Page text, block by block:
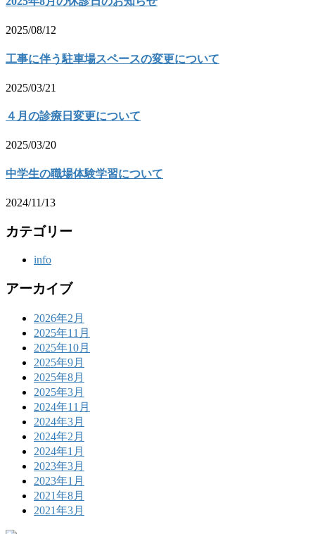
2025/08/12
工事に伴う駐車場スペースの変更について
2025/03/21
４月の診療日変更について
2025/03/20
中学生の職場体験学習について
2024/11/13
カテゴリー
info
アーカイブ
2026年2月
2025年11月
2025年10月
2025年9月
2025年8月
2025年3月
2024年11月
2024年3月
2024年2月
2024年1月
2023年3月
2023年1月
2021年8月
2021年3月